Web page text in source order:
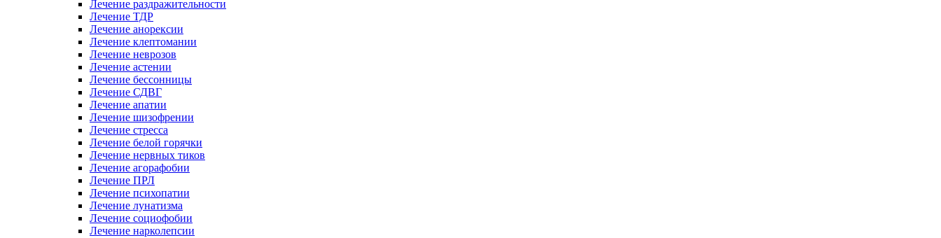
Лечение раздражительности
Лечение ТДР
Лечение анорексии
Лечение клептомании
Лечение неврозов
Лечение астении
Лечение бессонницы
Лечение СДВГ
Лечение апатии
Лечение шизофрении
Лечение стресса
Лечение белой горячки
Лечение нервных тиков
Лечение агорафобии
Лечение ПРЛ
Лечение психопатии
Лечение лунатизма
Лечение социофобии
Лечение нарколепсии